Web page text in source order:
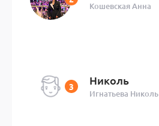
Кошевская Анна
Николь
Игнатьева Николь